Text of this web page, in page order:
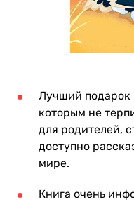
Лучший подарок
которым не
для родителей,
доступно
мире.
Книга очень